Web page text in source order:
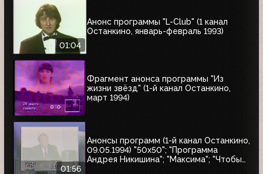
01:04
Анонс программы "L-Club" (1 канал
Останкино, январь-февраль 1993)
Фрагмент анонса программы "Из
жизни звёзд" (1-й канал Останкино,
март 1994)
01:56
Анонсы программ (1-й канал Останкино,
09.05.1994) "50x50"; "Программа
Андрея Никишина"; "Максима"; "Чтобы